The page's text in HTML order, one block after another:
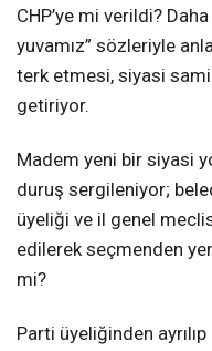
CHP’ye mi verildi?
yuvamız” sözleriyle
terk etmesi, siyasi
getiriyor.
Madem yeni bir siyasi
duruş sergileniyor;
üyeliği ve il genel
edilerek seçmenden
mi?
Parti üyeliğinden ayrılıp